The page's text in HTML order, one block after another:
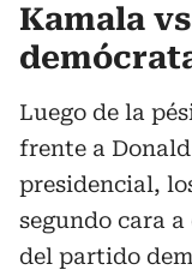
Kamala
Luego de la
frente a
presidencial,
segundo cara
del partido